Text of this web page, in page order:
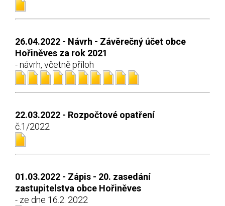
26.04.2022 - Návrh - Závěrečný účet obce
Hořiněves za rok 2021
- návrh, včetně příloh
22.03.2022 - Rozpočtové opatření
č.1/2022
01.03.2022 - Zápis - 20. zasedání
zastupitelstva obce Hořiněves
- ze dne 16.2. 2022